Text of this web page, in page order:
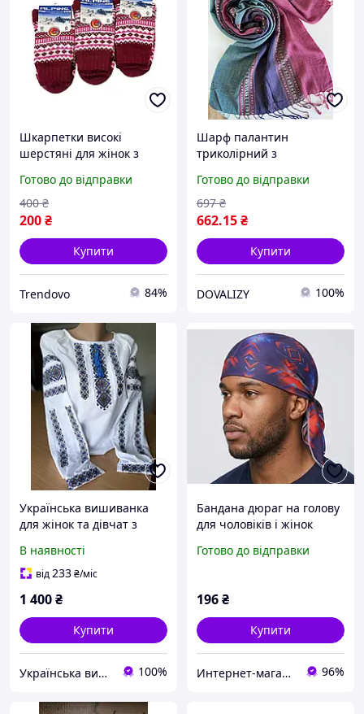
Шкарпетки високі
шерстяні для жінок з
рожеві коралові для
тепла і комфорту
Готово до відправки
200₴
400 ₴
Купити
Trendovo 84%
Шарф палантин
триколірний з
Готово до відправки
662.15₴
697 ₴
Купити
DOVALIZY 100%
Українська вишиванка
для жінок та дівчат з
В наявності
від233₴/міс
1 400₴
Купити
Українська вишиванка 100%
Бандана дюраг на голову
для чоловіків і жінок
орнаментом (II) 34561
Готово до відправки
196₴
Купити
Интернет-магазин "Korni" 96%